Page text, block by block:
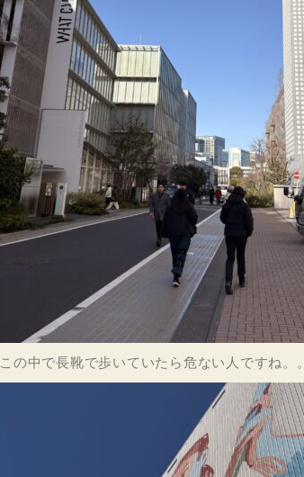
この中で長靴で歩いていたら危ない人ですね。。